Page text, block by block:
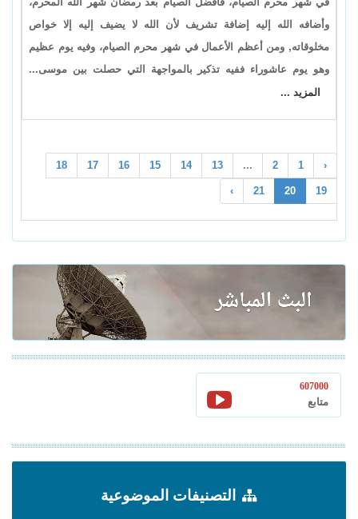
وأضافه الله إليه إضافة تشريف لأن الله لا يضيف إليه إلا خواص
مخلوقاته, ومن أعظم الأعمال في شهر محرم الصيام، وفيه يوم عظيم
وهو يوم عاشوراء ففيه تذكير بالمواجهة التي حصلت بين موسى...
المزيد ...
‹
1
2
...
13
14
15
16
17
18
19
20
21
›
607000
متابع
التصنيفات الموضوعية